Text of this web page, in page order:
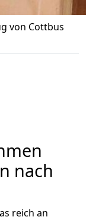
von Cottbus
nach
reich an